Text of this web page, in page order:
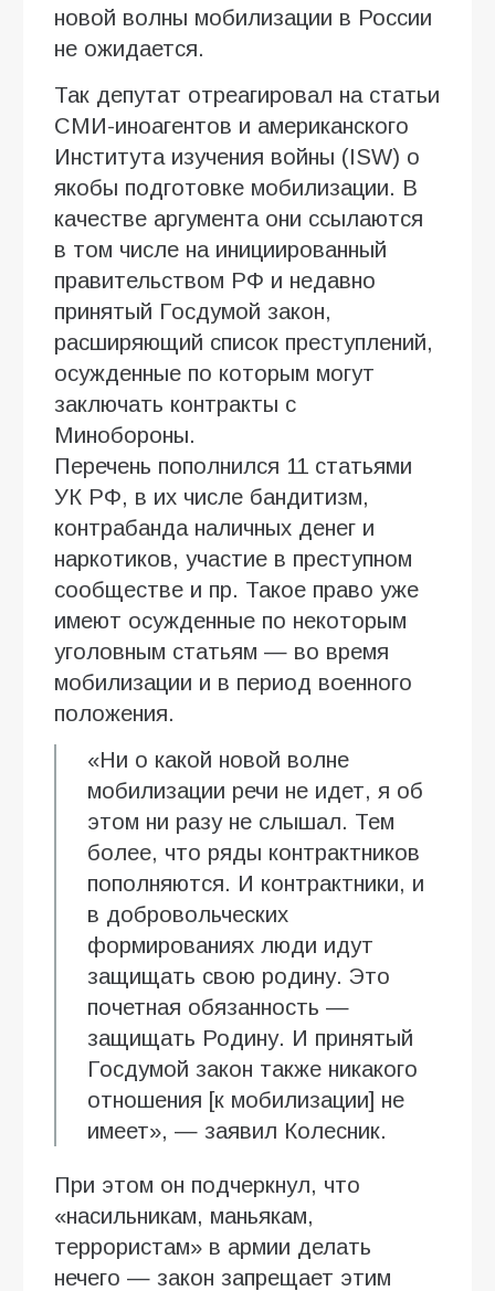
новой волны мобилизации в России
не ожидается.
Так депутат отреагировал на статьи
СМИ-иноагентов и американского
Института изучения войны (ISW) о
якобы подготовке мобилизации. В
качестве аргумента они ссылаются
в том числе на инициированный
правительством РФ и недавно
принятый Госдумой закон,
расширяющий список преступлений,
осужденные по которым могут
заключать контракты с
Минобороны.
Перечень пополнился 11 статьями
УК РФ, в их числе бандитизм,
контрабанда наличных денег и
наркотиков, участие в преступном
сообществе и пр. Такое право уже
имеют осужденные по некоторым
уголовным статьям — во время
мобилизации и в период военного
положения.
«Ни о какой новой волне
мобилизации речи не идет, я об
этом ни разу не слышал. Тем
более, что ряды контрактников
пополняются. И контрактники, и
в добровольческих
формированиях люди идут
защищать свою родину. Это
почетная обязанность —
защищать Родину. И принятый
Госдумой закон также никакого
отношения [к мобилизации] не
имеет», — заявил Колесник.
При этом он подчеркнул, что
«насильникам, маньякам,
террористам» в армии делать
нечего — закон запрещает этим